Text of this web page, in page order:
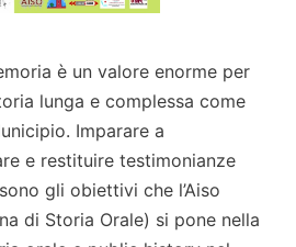
è un valore enorme per
lunga e complessa come
Imparare a
e restituire testimonianze
gli obiettivi che l’Aiso
di Storia Orale) si pone nella